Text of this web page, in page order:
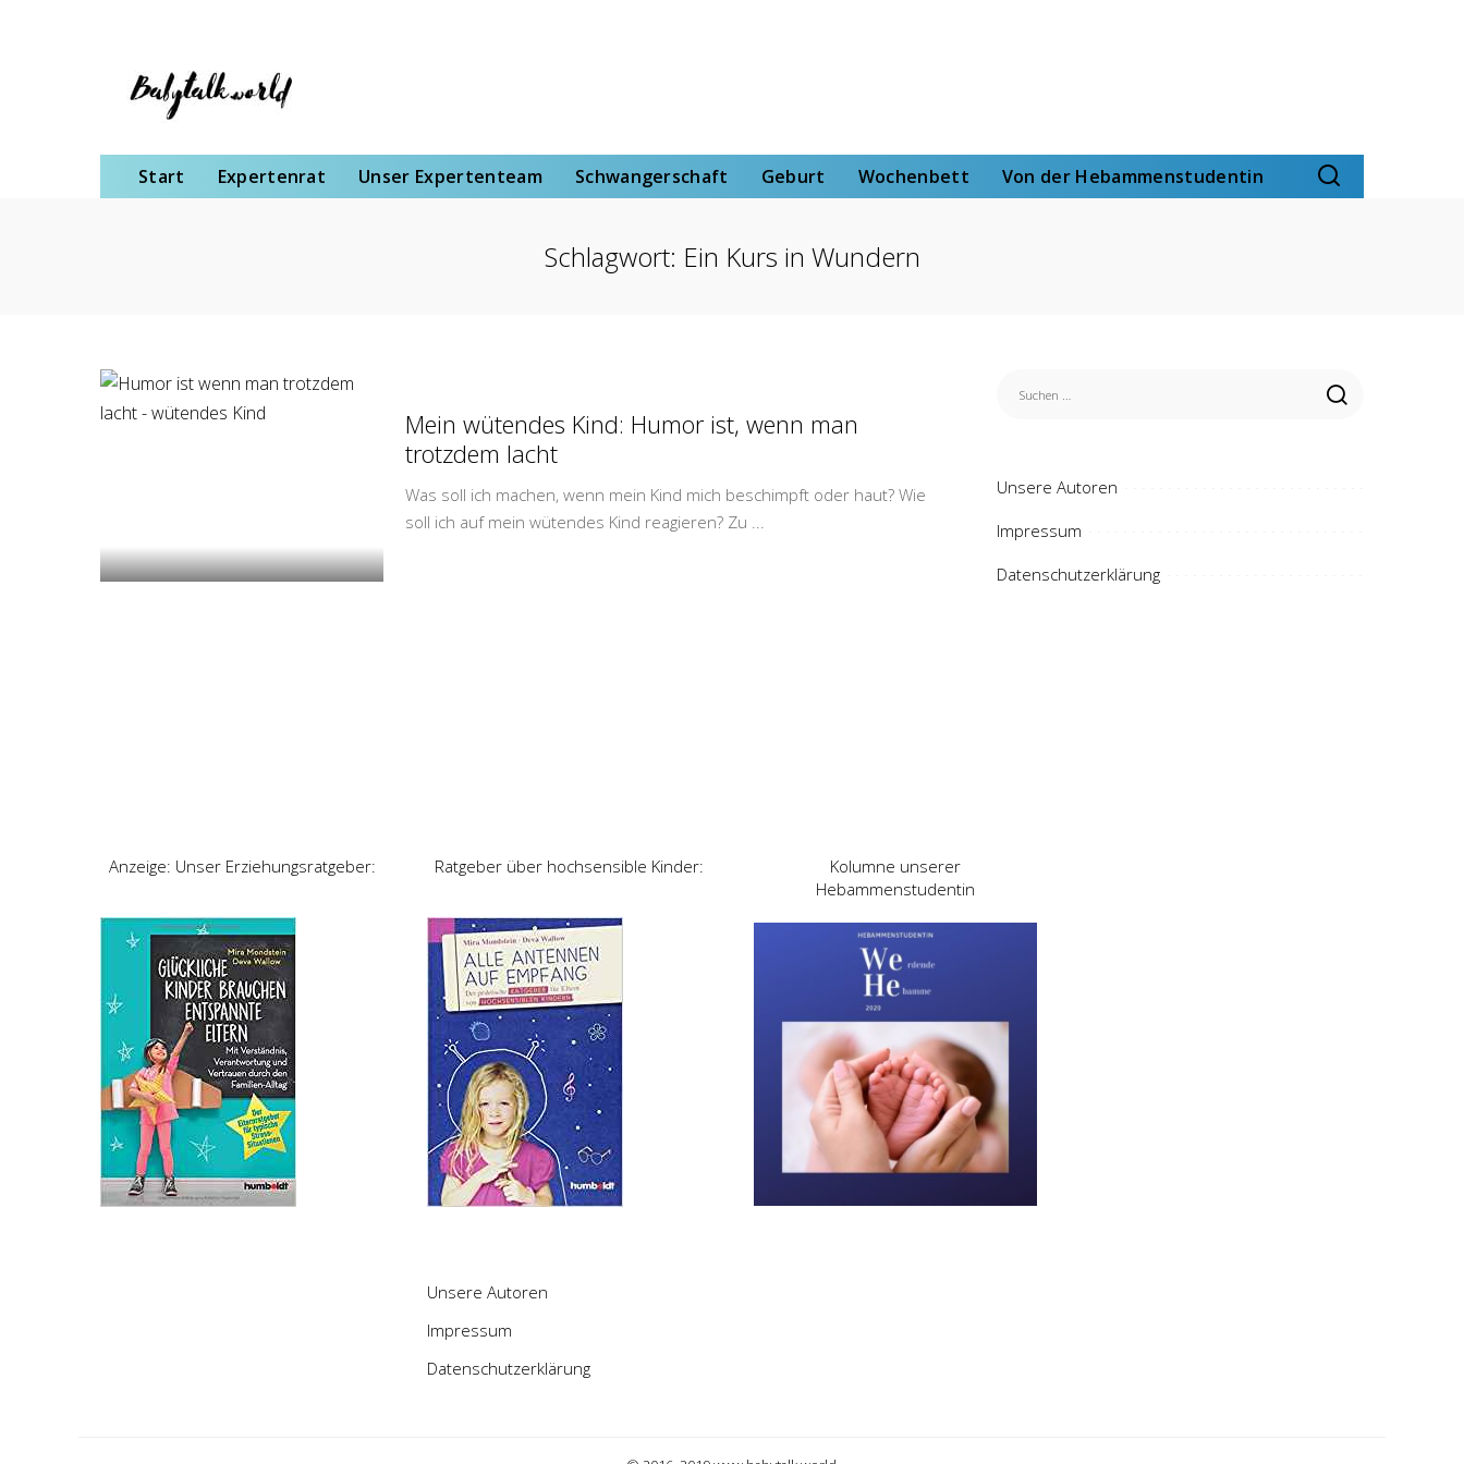
Start Expertenrat Unser Expertenteam Schwangerschaft Geburt Wochenbett Von der Hebammenstudentin
Schlagwort: Ein Kurs in Wundern
Mein wütendes Kind: Humor ist, wenn man
trotzdem lacht
Was soll ich machen, wenn mein Kind mich beschimpft oder haut? Wie
soll ich auf mein wütendes Kind reagieren? Zu ...
Unsere Autoren
Impressum
Datenschutzerklärung
Anzeige: Unser Erziehungsratgeber: Ratgeber über hochsensible Kinder:
Unsere Autoren
Impressum
Datenschutzerklärung
Kolumne unserer
Hebammenstudentin